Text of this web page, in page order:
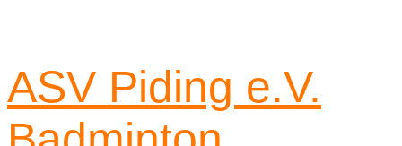
ASV Piding e.V.